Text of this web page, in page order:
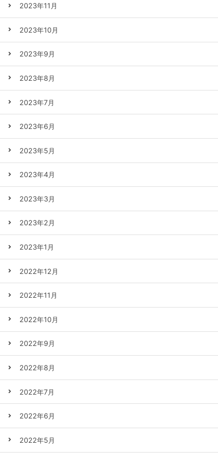
2023年11月
2023年10月
2023年9月
2023年8月
2023年7月
2023年6月
2023年5月
2023年4月
2023年3月
2023年2月
2023年1月
2022年12月
2022年11月
2022年10月
2022年9月
2022年8月
2022年7月
2022年6月
2022年5月